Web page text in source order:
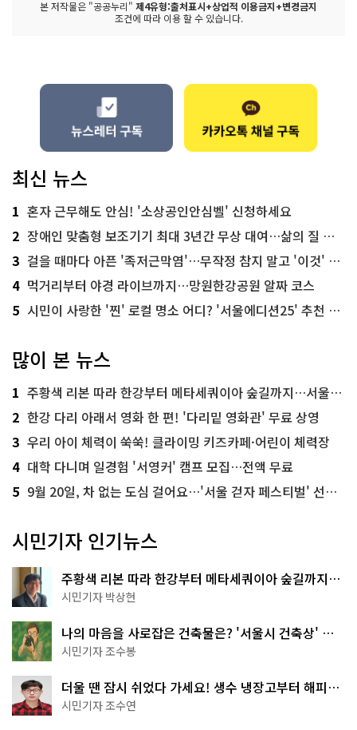
본 저작물은 "공공누리" 제4유형:출처표시+상업적 이용금지+변경금지
조건에 따라 이용 할 수 있습니다.
최신 뉴스
1 혼자 근무해도 안심! '소상공인안심벨' 신청하세요
2 장애인 맞춤형 보조기기 최대 3년간 무상 대여…삶의 질 높인다
3 걸을 때마다 아픈 '족저근막염'…무작정 참지 말고 '이것' 해보세요!
4 먹거리부터 야경 라이브까지…망원한강공원 알짜 코스
5 시민이 사랑한 '찐' 로컬 명소 어디? '서울에디션25' 추천 코스
많이 본 뉴스
1 주황색 리본 따라 한강부터 메타세쿼이아 숲길까지…서울둘레길 15코스
2 한강 다리 아래서 영화 한 편! '다리밑 영화관' 무료 상영
3 우리 아이 체력이 쑥쑥! 클라이밍 키즈카페·어린이 체력장
4 대학 다니며 일경험 '서영커' 캠프 모집…전액 무료
5 9월 20일, 차 없는 도심 걸어요…'서울 걷자 페스티벌' 선착순 5천명
시민기자 인기뉴스
주황색 리본 따라 한강부터 메타세쿼이아 숲길까지…
서울둘레길 15코스
시민기자 박상현
나의 마음을 사로잡은 건축물은? '서울시 건축상' 수
상작 공개!
시민기자 조수봉
더울 땐 잠시 쉬었다 가세요! 생수 냉장고부터 해피소
·무더위쉼터까지
시민기자 조수연